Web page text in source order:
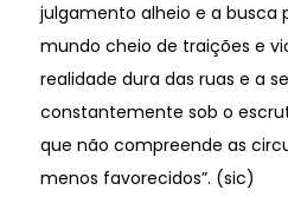
julgamento alheio e a busca
mundo cheio de traições e
realidade dura das ruas e a
constantemente sob o
que não compreende as
menos favorecidos”. (sic)